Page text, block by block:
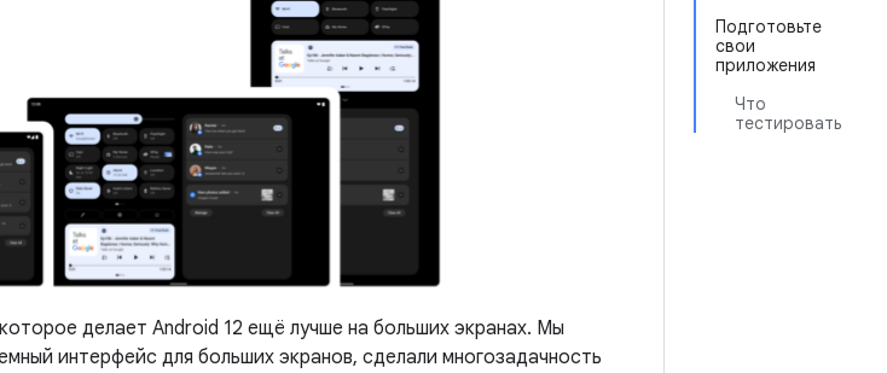
Подготовьте
свои
приложения
Что
тестировать
делает Android 12 ещё лучше на больших экранах. Мы
интерфейс для больших экранов, сделали многозадачность